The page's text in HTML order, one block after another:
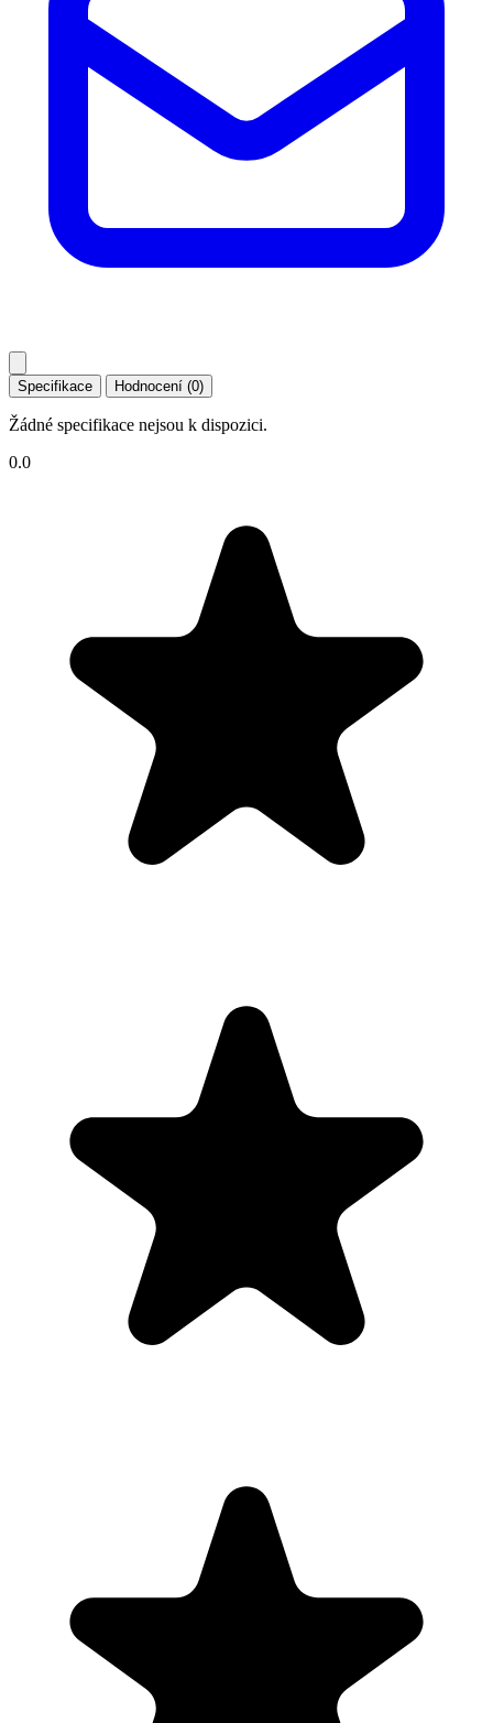
Specifikace Hodnocení (0)
Žádné specifikace nejsou k dispozici.
0.0